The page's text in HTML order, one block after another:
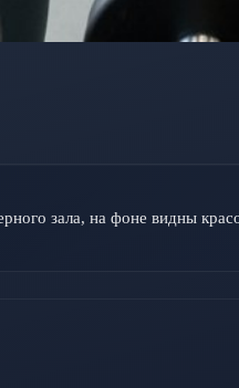
зала, на фоне видны